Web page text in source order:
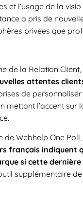
et l’usage de la
a pris de
privées que
de la Relation
attentes
de personnaliser
mettant l’accent sur
de Webhelp One Poll,
français indiquent
si cette
supplémentaire